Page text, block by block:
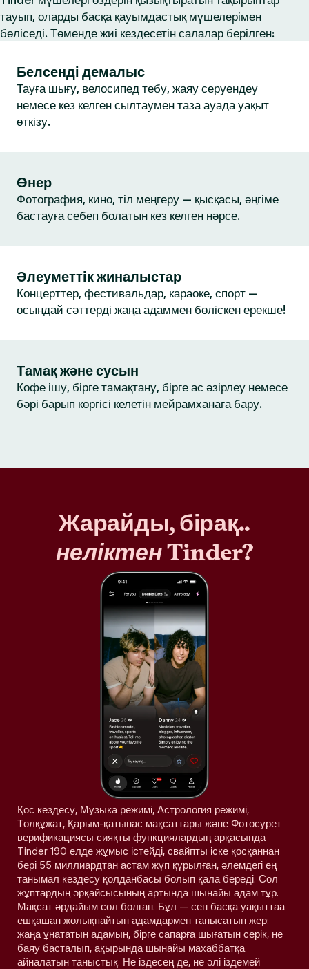
тауып, оларды басқа қауымдастық мүшелерімен
бөліседі. Төменде жиі кездесетін салалар берілген:
Белсенді демалыс
Тауға шығу, велосипед тебу, жаяу серуендеу
немесе кез келген сылтаумен таза ауада уақыт
өткізу.
Өнер
Фотография, кино, тіл меңгеру — қысқасы, әңгіме
бастауға себеп болатын кез келген нәрсе.
Әлеуметтік жиналыстар
Концерттер, фестивальдар, караоке, спорт —
осындай сәттерді жаңа адаммен бөліскен ерекше!
Тамақ және сусын
Кофе ішу, бірге тамақтану, бірге ас әзірлеу немесе
бәрі барып көргісі келетін мейрамханаға бару.
Жарайды, бірақ..
неліктенTinder?
Қос кездесу, Музыка режимі, Астрология режимі,
Төлқұжат, Қарым-қатынас мақсаттары және Фотосурет
верификациясы сияқты функциялардың арқасында
Tinder 190 елде жұмыс істейді, свайпты іске қосқаннан
бері 55 миллиардтан астам жұп құрылған, әлемдегі ең
танымал кездесу қолданбасы болып қала береді. Сол
жұптардың әрқайсысының артында шынайы адам тұр.
Мақсат әрдайым сол болған. Бұл — сен басқа уақыттаа
ешқашан жолықпайтын адамдармен танысатын жер:
жаңа ұнататын адамың, бірге сапарға шығатын серік, не
баяу басталып, ақырында шынайы махаббатқа
айналатын таныстық. Не іздесең де, не әлі іздемей